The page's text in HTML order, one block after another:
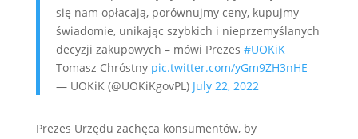
się nam opłacają, porównujmy ceny, kupujmy
świadomie, unikając szybkich i nieprzemyślanych
decyzji zakupowych – mówi Prezes #UOKiK
Tomasz Chróstny pic.twitter.com/yGm9ZH3nHE
— UOKiK (@UOKiKgovPL) July 22, 2022
Prezes Urzędu zachęca konsumentów, by